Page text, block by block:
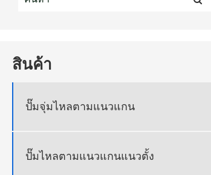
สินค้า
ปั๊มจุ่มไหลตามแนวแกน
ปั๊มไหลตามแนวแกนแนวตั้ง